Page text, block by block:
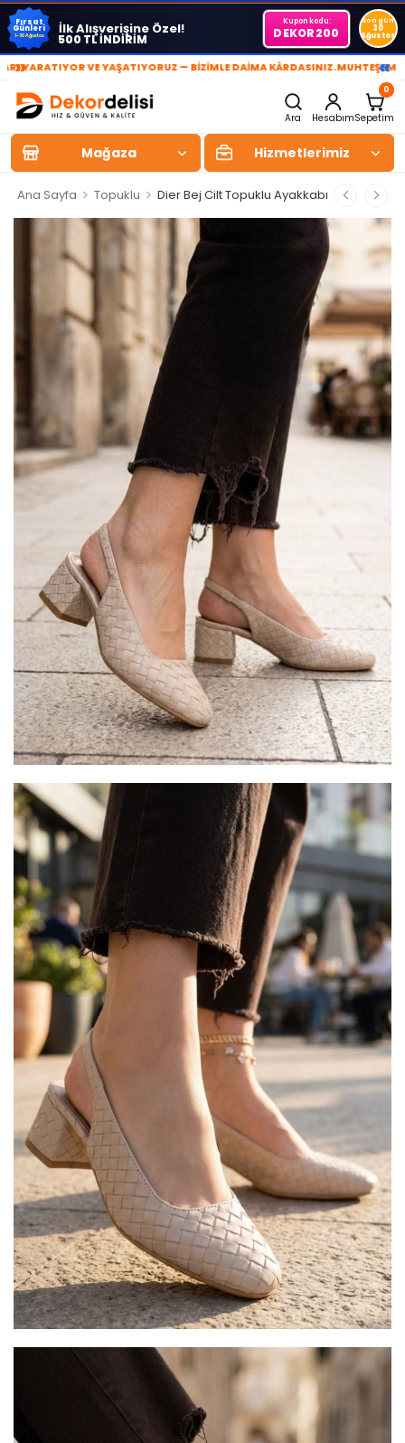
Fırsat
Günleri
1-30 Ağustos İlk Alışverişine Özel!
500 TL İNDİRİM
Kupon kodu:
DEKOR200
Son gün
30
Ağustos
» VE YAŞATIYORUZ — BİZİMLE DAİMA KÂRDASINIZ.MUHTEŞEM «
Ara Hesabım
0
Sepetim
Mağaza Hizmetlerimiz
Ana Sayfa > Topuklu > Dier Bej Cilt Topuklu Ayakkabı